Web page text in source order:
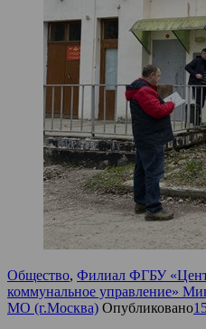
Общество, Филиал ФГБУ
коммунальное управление»
МО (г.Москва) Опубликовано